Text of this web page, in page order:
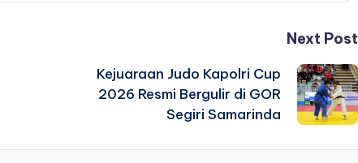
Next Post
Kejuaraan Judo Kapolri Cup
2026 Resmi Bergulir di GOR
Segiri Samarinda